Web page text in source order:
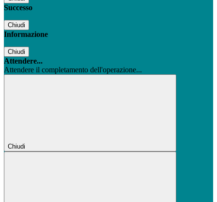
Successo
Chiudi
Informazione
Chiudi
Attendere...
Attendere il completamento dell'operazione...
Chiudi